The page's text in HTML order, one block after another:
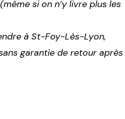
si on n’y livre plus les
à St-Foy-Lès-Lyon,
garantie de retour après